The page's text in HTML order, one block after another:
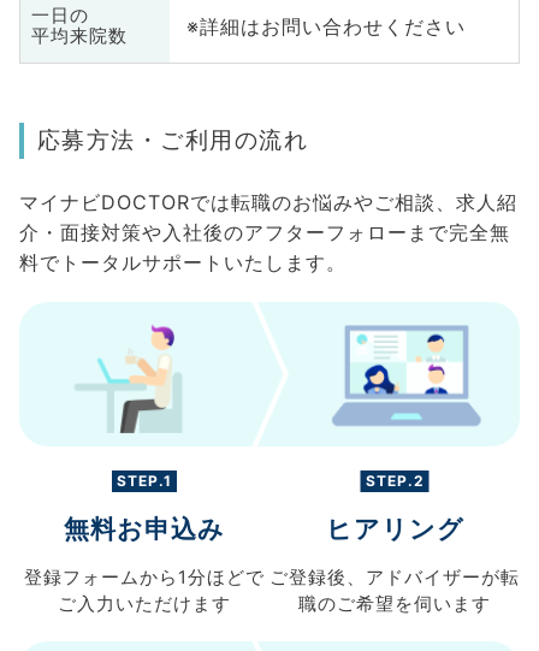
一日の
平均来院数
※詳細はお問い合わせください
応募方法・ご利用の流れ
マイナビDOCTORでは転職のお悩みやご相談、求人紹
介・面接対策や入社後のアフターフォローまで完全無
料でトータルサポートいたします。
STEP.1
無料お申込み
登録フォームから 1分ほどで
ご入力 いただけます
STEP.2
ヒアリング
ご登録後、 アドバイザーが転
職のご希望を伺います